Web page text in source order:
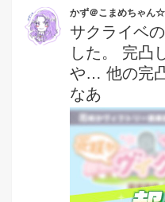
かず＠こまめちゃん☆
サクライベ
した。 完凸
や… 他の完
なあ